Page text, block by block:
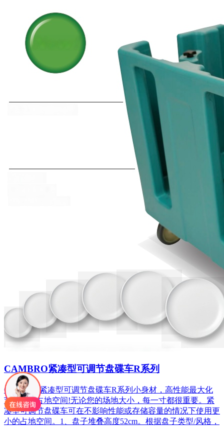
CAMBRO紧凑型可调节盘碟车R系列
CAMBRO紧凑型可调节盘碟车R系列小身材，高性能最大化
节省您的占地空间!无论您的场地大小，每一寸都很重要。紧
凑型可调节盘碟车可在不影响性能或存储容量的情况下使用更
小的占地空间。1、盘子堆叠高度52cm。根据盘子类型/风格，